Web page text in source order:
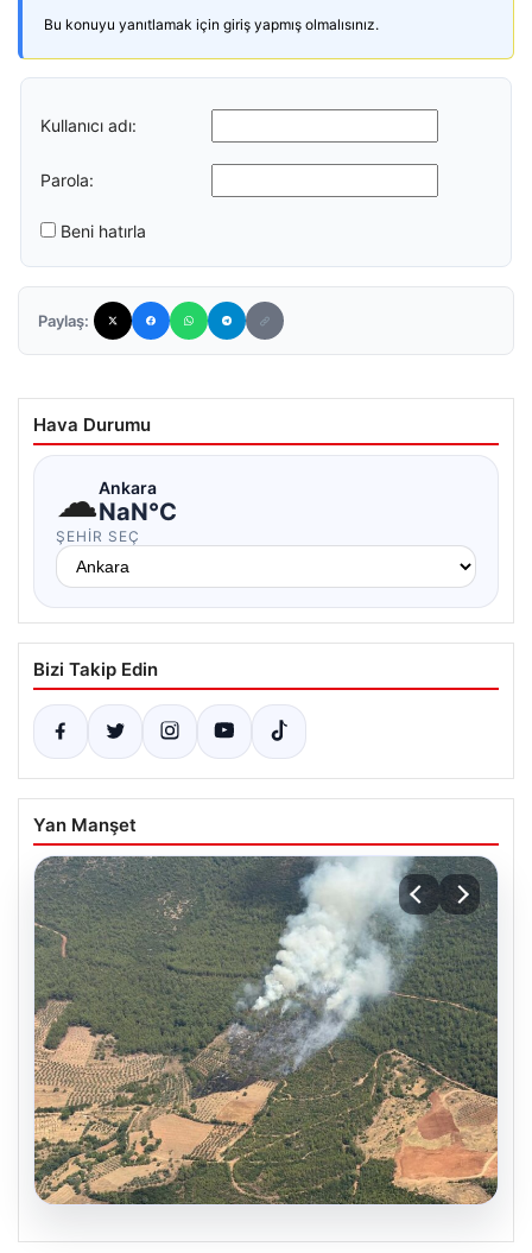
Bu konuyu yanıtlamak için giriş yapmış olmalısınız.
Kullanıcı adı:
Parola:
Beni hatırla
Paylaş:
Hava Durumu
☁Ankara
NaN°C
ŞEHIR SEÇ
Bizi Takip Edin
Yan Manşet